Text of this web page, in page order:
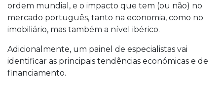
ordem mundial, e o impacto que tem (ou não) no
mercado português, tanto na economia, como no
imobiliário, mas também a nível ibérico.
Adicionalmente, um painel de especialistas vai
identificar as principais tendências económicas e de
financiamento.